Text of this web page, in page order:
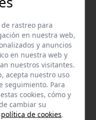
vía email
del teléfono
954
de rastreo para
en nuestra web,
y anuncios
en nuestra web y
nuestros visitantes.
acepta nuestro uso
seguimiento. Para
cookies, cómo y
cambiar su
política de cookies.